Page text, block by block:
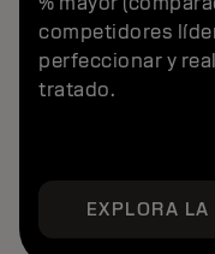
competidores
perfeccionar y
tratado.
EXPLORA LA